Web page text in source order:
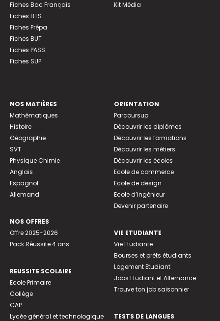
Fiches Bac Français
Fiches BTS
Fiches Prépa
Fiches BUT
Fiches PASS
Fiches SUP
Kit Média
NOS MATIÈRES
Mathématiques
Histoire
Géographie
SVT
Physique Chimie
Anglais
Espagnol
Allemand
NOS OFFRES
Offre 2025-2026
Pack Réussite 4 ans
REUSSITE SCOLAIRE
Ecole Primaire
Collège
CAP
Lycée général et technologique
ORIENTATION
Parcoursup
Découvrir les diplômes
Découvrir les formations
Découvrir les métiers
Découvrir les écoles
Ecole de commerce
Ecole de design
Ecole d’ingénieur
Devenir partenaire
VIE ETUDIANTE
Vie Etudiante
Bourses et prêts étudiants
Logement Etudiant
Jobs Etudiant et Alternance
Trouve ton job saisonnier
TESTS DE LANGUES